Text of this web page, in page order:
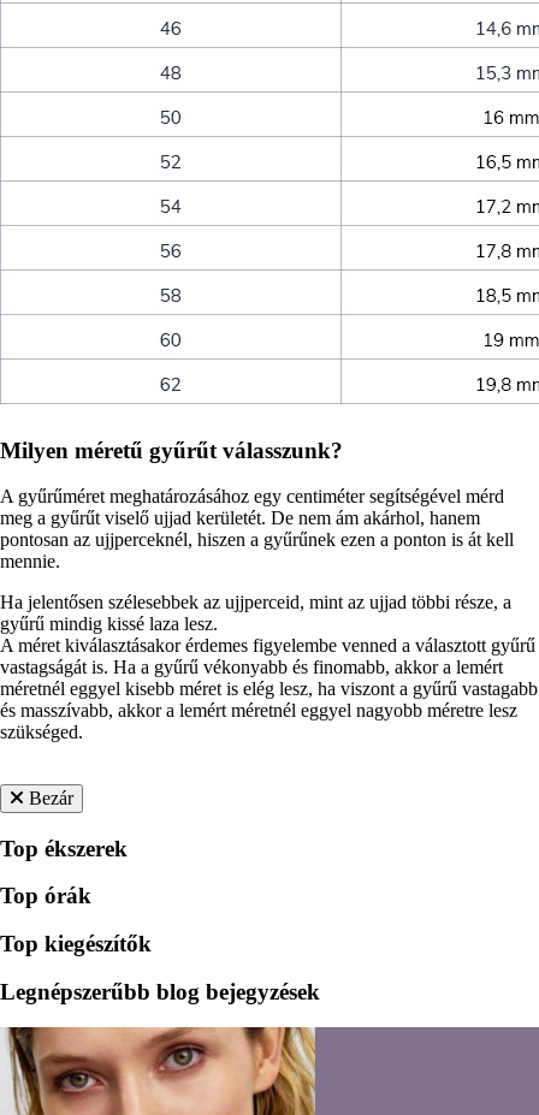
Milyen méretű gyűrűt válasszunk?
A gyűrűméret meghatározásához egy centiméter segítségével mérd
meg a gyűrűt viselő ujjad kerületét. De nem ám akárhol, hanem
pontosan az ujjperceknél, hiszen a gyűrűnek ezen a ponton is át kell
mennie.
Ha jelentősen szélesebbek az ujjperceid, mint az ujjad többi része, a
gyűrű mindig kissé laza lesz.
A méret kiválasztásakor érdemes figyelembe venned a választott gyűrű
vastagságát is. Ha a gyűrű vékonyabb és finomabb, akkor a lemért
méretnél eggyel kisebb méret is elég lesz, ha viszont a gyűrű vastagabb
és masszívabb, akkor a lemért méretnél eggyel nagyobb méretre lesz
szükséged.
Bezár
Top ékszerek
Top órák
Top kiegészítők
Legnépszerűbb blog bejegyzések